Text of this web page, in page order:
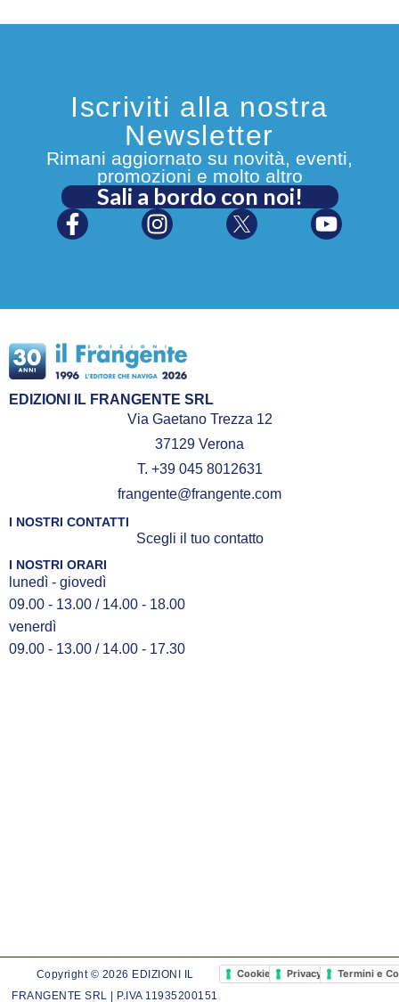
Iscriviti alla nostra
Newsletter
Rimani aggiornato su novità, eventi,
promozioni e molto altro
Sali a bordo con noi!
EDIZIONI IL FRANGENTE SRL
Via Gaetano Trezza 12
37129 Verona
T. +39 045 8012631
frangente@frangente.com
I NOSTRI CONTATTI
Scegli il tuo contatto
I NOSTRI ORARI
lunedì - giovedì
09.00 - 13.00 / 14.00 - 18.00
venerdì
09.00 - 13.00 / 14.00 - 17.30
Copyright © 2026 EDIZIONI IL
FRANGENTE SRL | P.IVA 11935200151
Cookie PolicyPrivacy PolicyTermini e